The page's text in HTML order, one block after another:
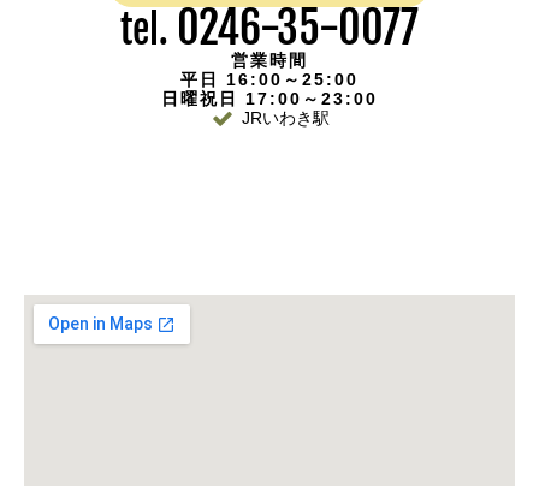
tel. 0246-35-0077
営業時間
平日 16:00～25:00
日曜祝日 17:00～23:00
JRいわき駅